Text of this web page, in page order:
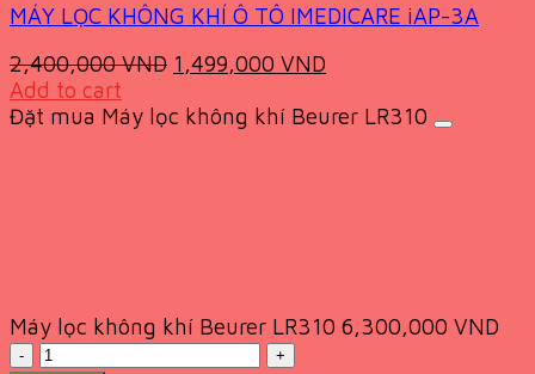
MÁY LỌC KHÔNG KHÍ Ô TÔ IMEDICARE iAP-3A
2,400,000VND Original
was:
1,499,000 VND
is:
Add to cart
Đặt mua Máy lọc không khí Beurer LR310
Máy lọc không khí Beurer LR310 6,300,000 VND
Quantity